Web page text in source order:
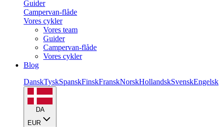
Guider
Campervan-flåde
Vores cykler
Vores team
Guider
Campervan-flåde
Vores cykler
Blog
DanskTyskSpanskFinskFranskNorskHollandskSvenskEngelsk
DA
EUR